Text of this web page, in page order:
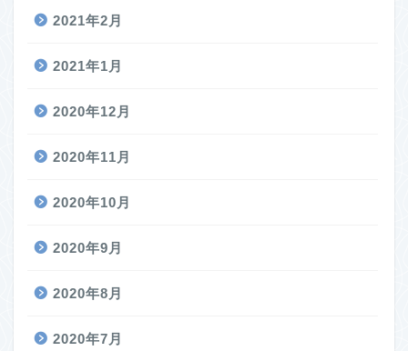
2021年2月
2021年1月
2020年12月
2020年11月
2020年10月
2020年9月
2020年8月
2020年7月